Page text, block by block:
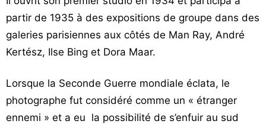
partir de 1935 à des expositions de groupe dans des
galeries parisiennes aux côtés de Man Ray, André
Kertész, Ilse Bing et Dora Maar.
Lorsque la Seconde Guerre mondiale éclata, le
photographe fut considéré comme un « étranger
ennemi » et a eu la possibilité de s’enfuir au sud